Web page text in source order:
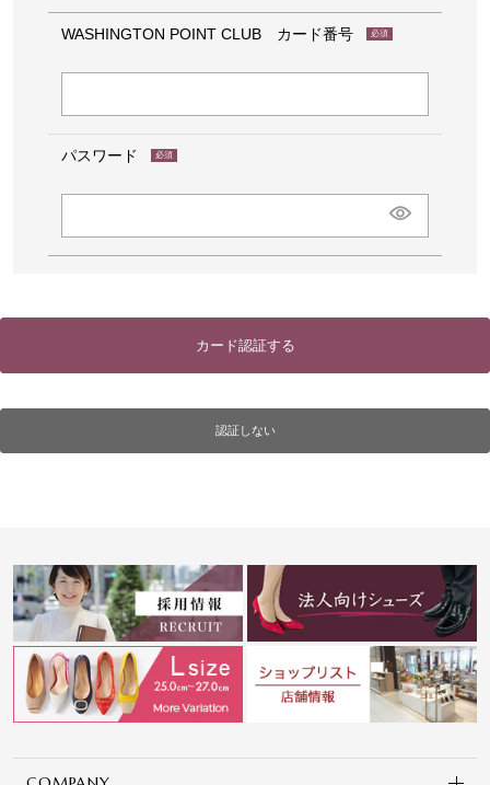
WASHINGTON POINT CLUB カード番号
パスワード
カード認証する
認証しない